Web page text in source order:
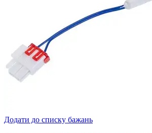
Додати до списку бажань